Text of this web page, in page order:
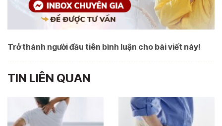
Trở thành người đầu tiên bình luận cho bài viết này!
TIN LIÊN QUAN